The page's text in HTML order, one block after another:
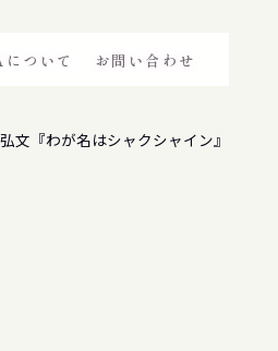
ついて お問い合わせ
文『わが名はシャクシャイン』